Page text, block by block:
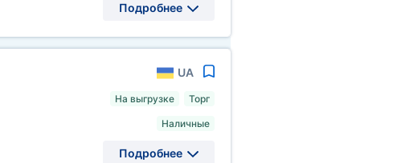
Подробнее
UA
На выгрузке Торг
Наличные
Подробнее